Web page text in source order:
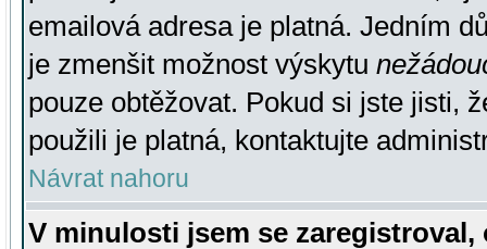
emailová adresa je platná. Jedním
je zmenšit možnost výskytu
pouze obtěžovat. Pokud si jste jisti,
použili je platná, kontaktujte
Návrat nahoru
V minulosti jsem se